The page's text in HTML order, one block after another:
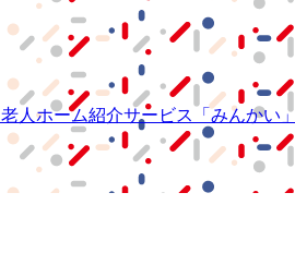
老人ホーム紹介サービス 「みんかい」